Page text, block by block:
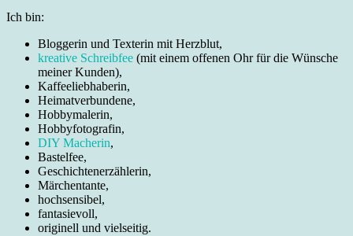
Ich bin:
Bloggerin und Texterin mit Herzblut,
kreative Schreibfee (mit einem offenen Ohr für die Wünsche
meiner Kunden),
Kaffeeliebhaberin,
Heimatverbundene,
Hobbymalerin,
Hobbyfotografin,
DIY Macherin,
Bastelfee,
Geschichtenerzählerin,
Märchentante,
hochsensibel,
fantasievoll,
originell und vielseitig.